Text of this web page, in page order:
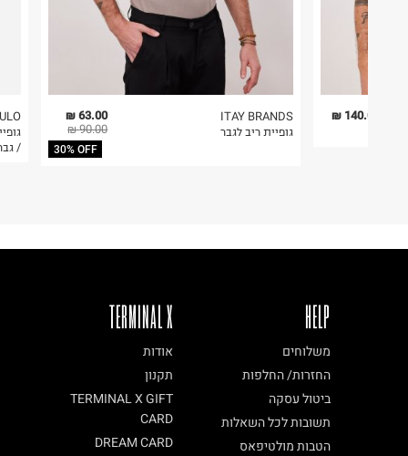
/
63.00 ₪
90.00 ₪
30% OFF
ITAY BRANDS
גופיית ריב לגבר
140.00 ₪
TERMINAL X
אודות
תקנון
TERMINAL X GIFT
CARD
DREAM CARD
HELP
משלוחים
החזרות/ החלפות
ביטול עסקה
תשובות לכל השאלות
הטבות מולטיפאס